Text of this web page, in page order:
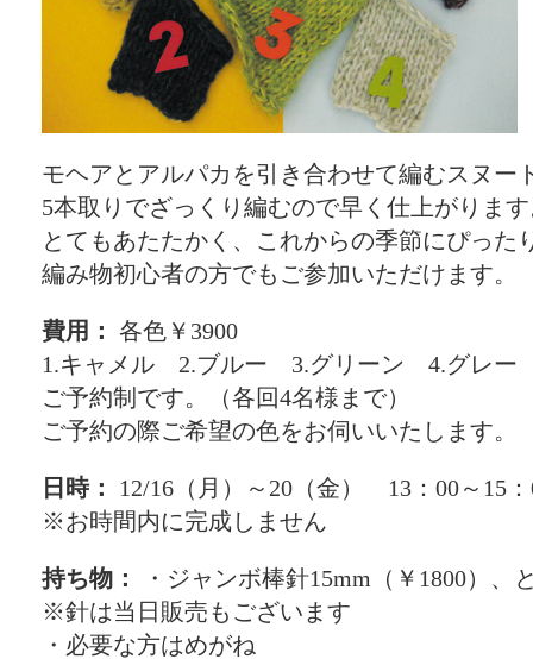
モヘアとアルパカを引き合わせて編むスヌー
5本取りでざっくり編むので早く仕上がりま
とてもあたたかく、これからの季節にぴった
編み物初心者の方でもご参加いただけます。
費用： 各色￥3900
1.キャメル 2.ブルー 3.グリーン 4.グレー
ご予約制です。（各回4名様まで）
ご予約の際ご希望の色をお伺いいたします。
日時：
12/16（月）～20（金） 13：00～15：
※お時間内に完成しません
持ち物：
・ジャンボ棒針15mm（￥1800）、
※針は当日販売もございます
・必要な方はめがね